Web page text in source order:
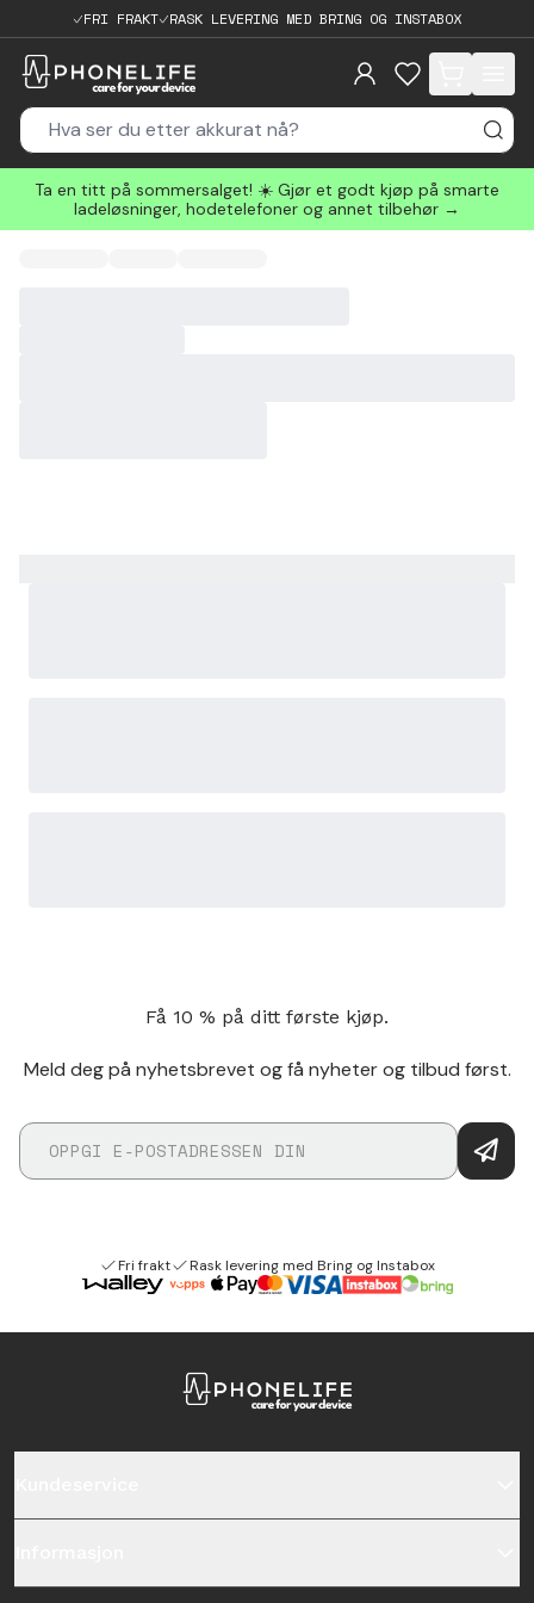
FRI FRAKT RASK LEVERING MED BRING OG INSTABOX
items in cart,
Ta en titt på sommersalget! ☀️ Gjør et godt kjøp på smarte
ladeløsninger, hodetelefoner og annet tilbehør →
Få 10 % på ditt første kjøp.
Meld deg på nyhetsbrevet og få nyheter og tilbud først.
Fri frakt Rask levering med Bring og Instabox